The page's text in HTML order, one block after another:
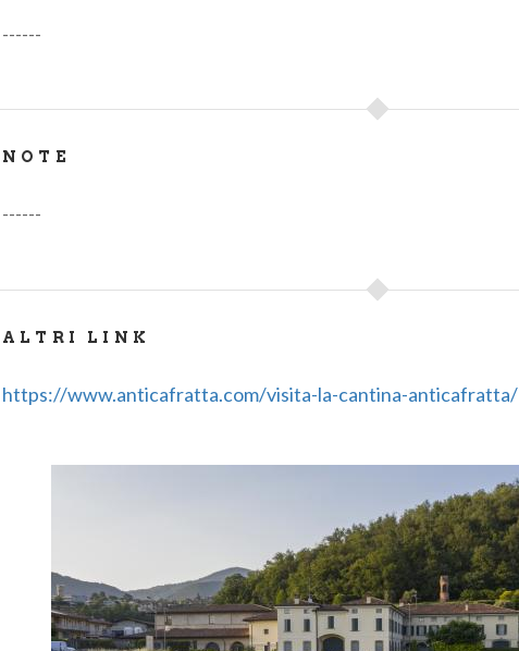
------
NOTE
------
ALTRI LINK
https://www.anticafratta.com/visita-la-cantina-anticafratta/